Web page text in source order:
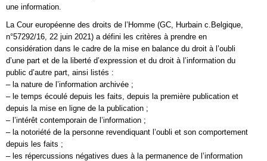
une information.
La Cour européenne des droits de l’Homme (GC, Hurbain c.Belgique,
n°57292/16, 22 juin 2021) a défini les critères à prendre en
considération dans le cadre de la mise en balance du droit à l’oubli
d’une part et de la liberté d’expression et du droit à l’information du
public d’autre part, ainsi listés :
– la nature de l’information archivée ;
– le temps écoulé depuis les faits, depuis la première publication et
depuis la mise en ligne de la publication ;
– l’intérêt contemporain de l’information ;
– la notoriété de la personne revendiquant l’oubli et son comportement
depuis les faits ;
– les répercussions négatives dues à la permanence de l’information